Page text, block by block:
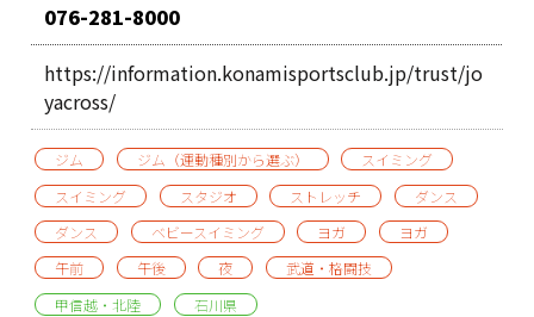
076-281-8000
https://information.konamisportsclub.jp/trust/jo
yacross/
ジム ジム（運動種別から選ぶ）
スイミング
スイミング
スタジオ ストレッチ
ダンス
ダンス
ベビースイミング ヨガ
ヨガ
午前
午後 夜
武道・格闘技
甲信越・北陸
石川県